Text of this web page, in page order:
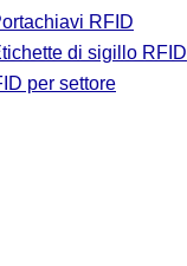
RFID
di sigillo RFID
per settore